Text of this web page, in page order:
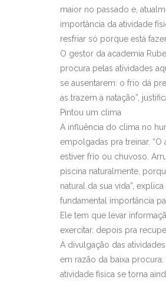
maior no passado e,
importância da atividade
resfriar só porque está
O gestor da academia
procura pelas atividades
se ausentarem: o frio dá
as trazem à natação”,
Pintou um clima
A influência do clima no
empolgadas pra treinar.
estiver frio ou chuvoso.
piscina naturalmente,
natural da sua vida”,
fundamental importância
Ele tem que levar
exercitar, depois pra
A divulgação das
em razão da baixa
atividade física se torna